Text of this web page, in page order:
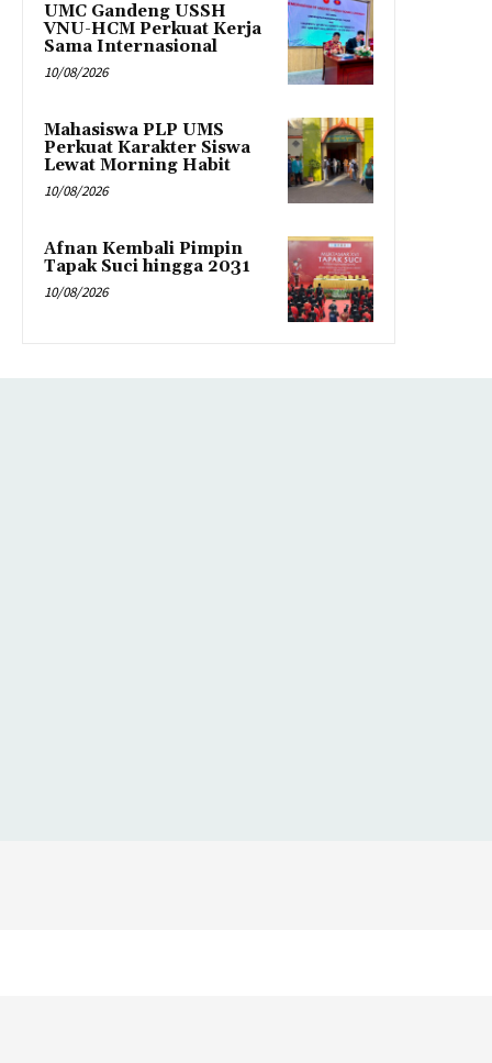
UMC Gandeng USSH
VNU-HCM Perkuat Kerja
Sama Internasional
10/08/2026
Mahasiswa PLP UMS
Perkuat Karakter Siswa
Lewat Morning Habit
10/08/2026
Afnan Kembali Pimpin
Tapak Suci hingga 2031
10/08/2026